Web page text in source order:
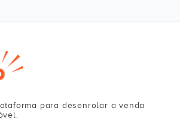
para desenrolar a venda